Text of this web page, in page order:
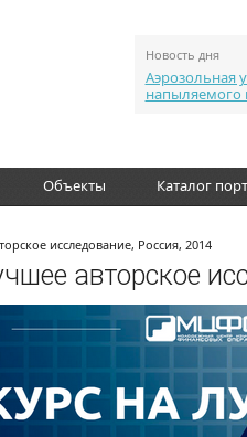
Новость дня
Аэрозольная
напыляемого
Объекты Каталог
исследование, Россия, 2014
авторское